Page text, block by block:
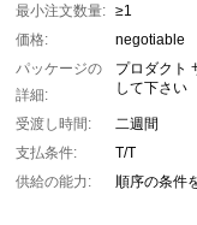
最小注文数量: ≥1
価格:
negotiable
パッケージの
詳細:
プロダクト
して下さい
受渡し時間:
二週間
支払条件:
T/T
供給の能力:
順序の条件